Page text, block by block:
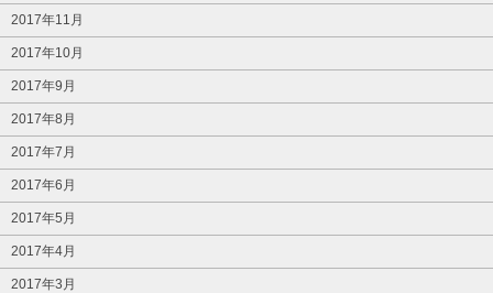
2017年11月
2017年10月
2017年9月
2017年8月
2017年7月
2017年6月
2017年5月
2017年4月
2017年3月